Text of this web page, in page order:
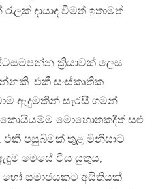
දායාද වීමත් ඉතාමත්
ක්‍රියාවක් ලෙස
එකී සංස්කෘතික
ඇදුමකින් සැරසී ගමන්
කොයියම්ම මොහොතකදීත් සළු
පසුබිමක් තුළ මිනිසාට
මෙසේ විය යුතුය,
සමාජයකට අයිතියක්